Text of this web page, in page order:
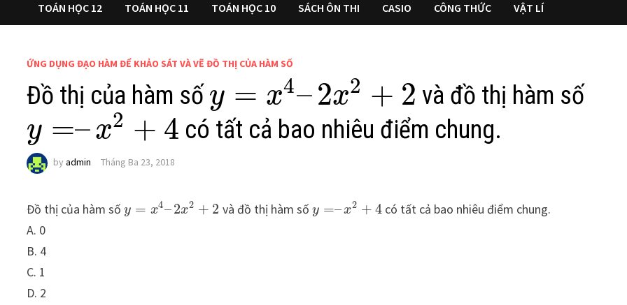
TOÁN HỌC 12 TOÁN HỌC 11 TOÁN HỌC 10 SÁCH ÔN THI CASIO CÔNG THỨC VẬT LÍ
ỨNG DỤNG ĐẠO HÀM ĐỂ KHẢO SÁT VÀ VẼ ĐỒ THỊ CỦA HÀM SỐ
Đồ thị của hàm số y = x4–2x2 + 2 và đồ thị hàm số
y =–x2 + 4 có tất cả bao nhiêu điểm chung.
byadmin Tháng Ba 23, 2018
Đồ thị của hàm sốy = x4–2x2 + 2 và đồ thị hàm sốy =–x2 + 4 có tất cả bao nhiêu điểm chung.
A. 0
B. 4
C. 1
D. 2